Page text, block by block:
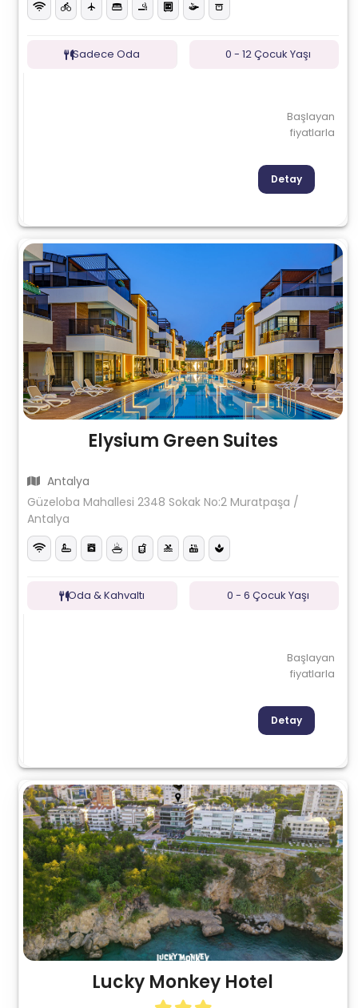
Sadece Oda 0 - 12 Çocuk Yaşı
Başlayan
fiyatlarla
Detay
Elysium Green Suites
Antalya
Güzeloba Mahallesi 2348 Sokak No:2 Muratpaşa /
Antalya
Oda & Kahvaltı 0 - 6 Çocuk Yaşı
Başlayan
fiyatlarla
Detay
Lucky Monkey Hotel